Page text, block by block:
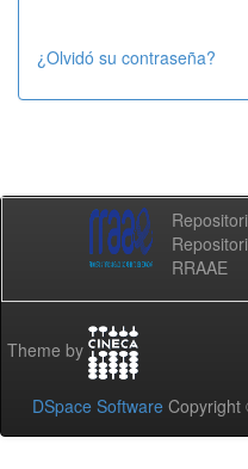
¿Olvidó su contraseña?
RRAAE
Theme by
DSpace Software Copyright